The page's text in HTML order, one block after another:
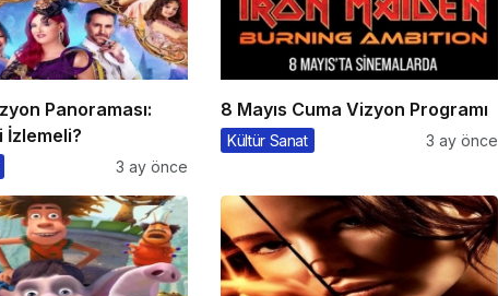
Panoraması:
İzlemeli?
3 ay önce
8 Mayıs Cuma Vizyon Programı
Kültür Sanat 3 ay önce